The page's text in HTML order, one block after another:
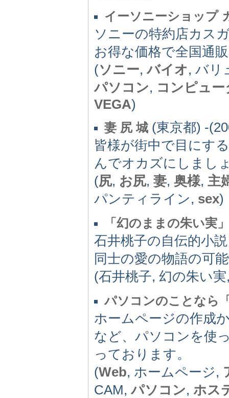
イーソニーショップ
ソニーの特約店カス
お得な価格で全国通
(ソニー,バイオ, バリ
パソコン, コンピュー
VEGA)
妻 尻 城 (東京都) -
皆様が街中で目にす
んでオカズにしまし
(尻, お尻, 妻, 奥様, 主
パンティライン, sex)
「幻のままの朱い実」
石井桃子の自伝的小
同士の愛の物語の可
(石井桃子, 幻の朱い
パソコンのことなら
ホームページの作成
など、パソコンを使
っております。
(Web, ホームページ,
CAM,パソコン, ホス